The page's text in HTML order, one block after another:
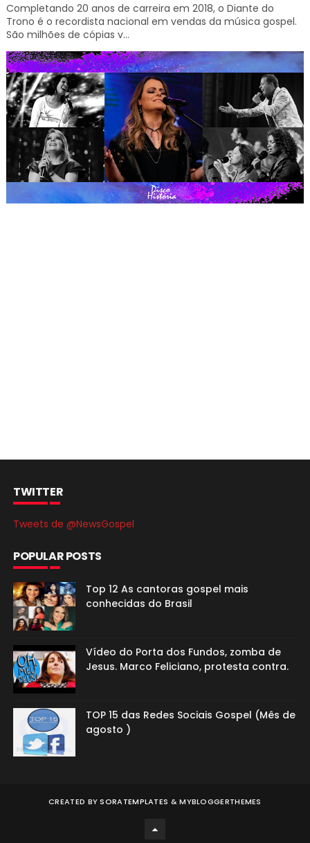
Completando 20 anos de carreira em 2018, o Diante do
Trono é o recordista nacional em vendas da música gospel.
São milhões de cópias v...
TWITTER
Tweets de @NewsGospel
POPULAR POSTS
Top 12 As cantoras gospel mais
conhecidas do Brasil
Vídeo do Porta dos Fundos, zomba de
Jesus. Marco Feliciano, protesta contra.
TOP 15 das Redes Sociais Gospel (Mês de
agosto )
CREATED BYSORATEMPLATES &MYBLOGGERTHEMES